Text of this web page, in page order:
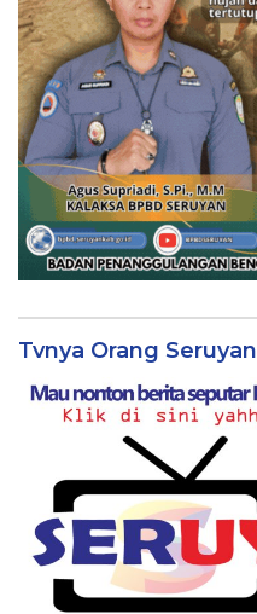
Tvnya Orang Seruyan